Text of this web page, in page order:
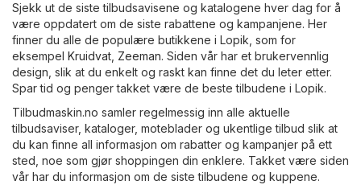
Sjekk ut de siste tilbudsavisene og katalogene hver dag for å
være oppdatert om de siste rabattene og kampanjene. Her
finner du alle de populære butikkene i Lopik, som for
eksempel Kruidvat, Zeeman. Siden vår har et brukervennlig
design, slik at du enkelt og raskt kan finne det du leter etter.
Spar tid og penger takket være de beste tilbudene i Lopik.
Tilbudmaskin.no samler regelmessig inn alle aktuelle
tilbudsaviser, kataloger, moteblader og ukentlige tilbud slik at
du kan finne all informasjon om rabatter og kampanjer på ett
sted, noe som gjør shoppingen din enklere. Takket være siden
vår har du informasjon om de siste tilbudene og kuppene.